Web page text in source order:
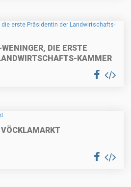
DIE ERSTE
KAMMER